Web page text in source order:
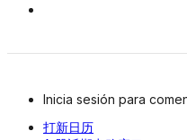
Inicia sesión para
打新日历